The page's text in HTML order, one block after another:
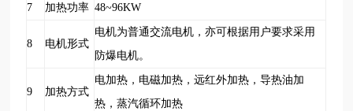
7 加热功率 48~96KW
8 电机形式
电机为普通交流电机，亦可根据用户要求采用
防爆电机。
9 加热方式
电加热，电磁加热，远红外加热，导热油加
热，蒸汽循环加热